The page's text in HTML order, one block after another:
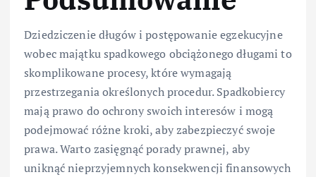
Dziedziczenie długów i postępowanie egzekucyjne
wobec majątku spadkowego obciążonego długami to
skomplikowane procesy, które wymagają
przestrzegania określonych procedur. Spadkobiercy
mają prawo do ochrony swoich interesów i mogą
podejmować różne kroki, aby zabezpieczyć swoje
prawa. Warto zasięgnąć porady prawnej, aby
uniknąć nieprzyjemnych konsekwencji finansowych